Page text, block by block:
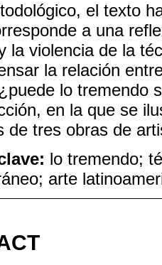
el texto
a una
la violencia de la
la relación
lo tremendo
en la que se
de tres obras de
lo tremendo;
arte